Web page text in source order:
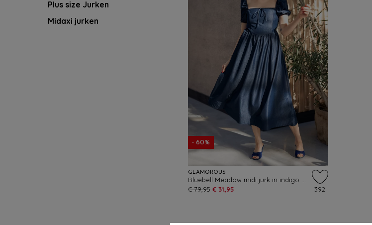
Plus size Jurken
Midaxi jurken
- 60%
GLAMOROUS
€ 79,95 € 31,95 392